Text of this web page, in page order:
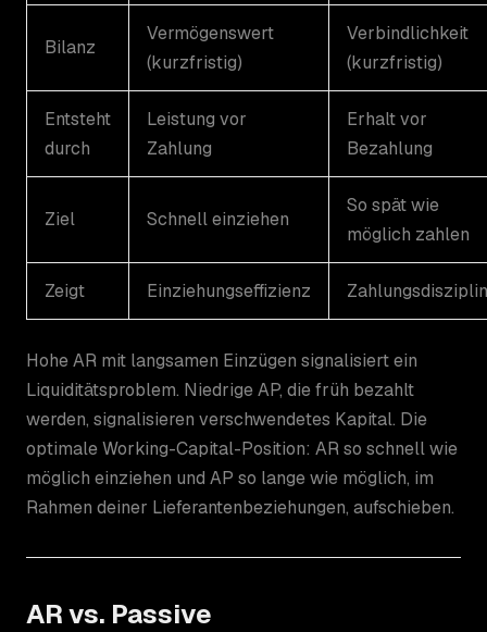
Bilanz
Vermögenswert
(kurzfristig)
Verbindlichkeit
(kurzfristig)
Entsteht
durch
Leistung vor
Zahlung
Erhalt vor
Bezahlung
Ziel Schnell einziehen
So spät wie
möglich zahlen
Zeigt Einziehungseffizienz Zahlungsdisziplin
Hohe AR mit langsamen Einzügen signalisiert ein
Liquiditätsproblem. Niedrige AP, die früh bezahlt
werden, signalisieren verschwendetes Kapital. Die
optimale Working-Capital-Position: AR so schnell wie
möglich einziehen und AP so lange wie möglich, im
Rahmen deiner Lieferantenbeziehungen, aufschieben.
AR vs. Passive